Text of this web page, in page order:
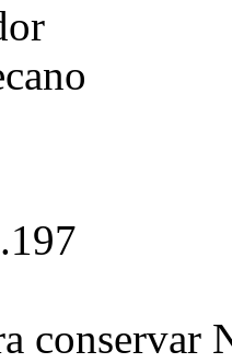
conservar